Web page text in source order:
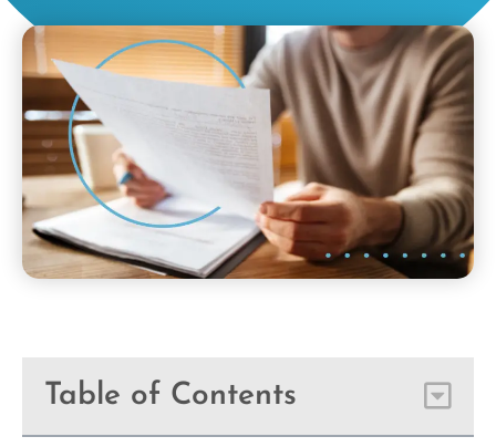
Table of Contents